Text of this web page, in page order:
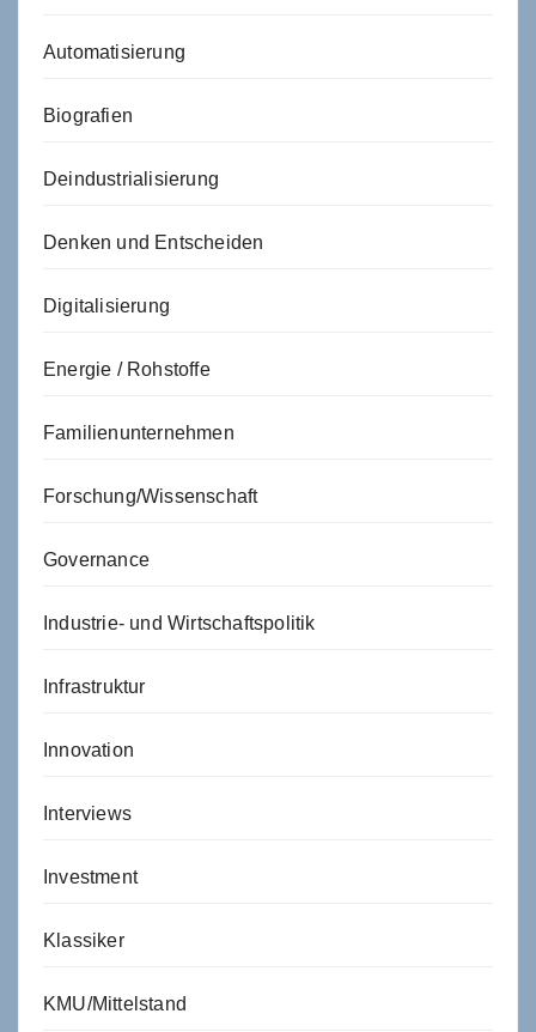
Automatisierung
Biografien
Deindustrialisierung
Denken und Entscheiden
Digitalisierung
Energie / Rohstoffe
Familienunternehmen
Forschung/Wissenschaft
Governance
Industrie- und Wirtschaftspolitik
Infrastruktur
Innovation
Interviews
Investment
Klassiker
KMU/Mittelstand